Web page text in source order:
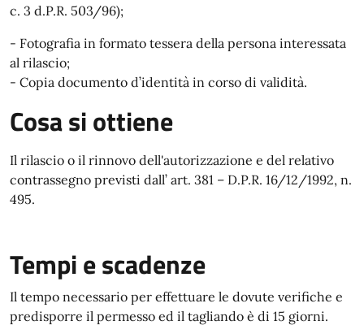
c. 3 d.P.R. 503/96);
- Fotografia in formato tessera della persona interessata
al rilascio;
- Copia documento d’identità in corso di validità.
Cosa si ottiene
Il rilascio o il rinnovo dell'autorizzazione e del relativo
contrassegno previsti dall’ art. 381 – D.P.R. 16/12/1992, n.
495.
Tempi e scadenze
Il tempo necessario per effettuare le dovute verifiche e
predisporre il permesso ed il tagliando è di 15 giorni.